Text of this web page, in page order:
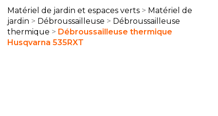
Matériel de jardin et espaces verts
Matériel de
jardin
Débroussailleuse
Débroussailleuse
thermique
Débroussailleuse thermique
Husqvarna 535RXT